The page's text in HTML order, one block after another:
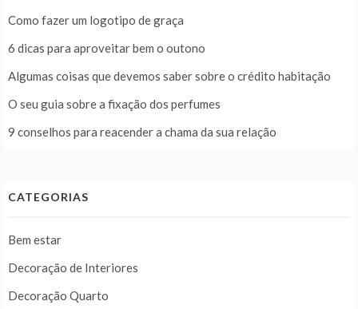
Como fazer um logotipo de graça
6 dicas para aproveitar bem o outono
Algumas coisas que devemos saber sobre o crédito habitação
O seu guia sobre a fixação dos perfumes
9 conselhos para reacender a chama da sua relação
CATEGORIAS
Bem estar
Decoração de Interiores
Decoração Quarto